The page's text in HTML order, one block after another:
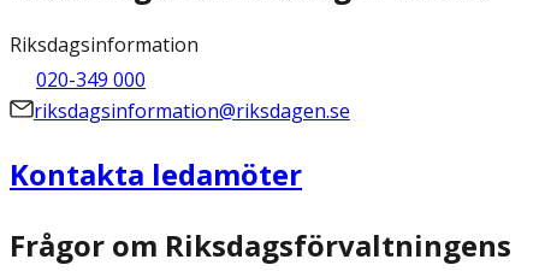
Riksdagsinformation
020-349 000
riksdagsinformation@riksdagen.se
Kontakta ledamöter
Frågor om Riksdagsförvaltningens